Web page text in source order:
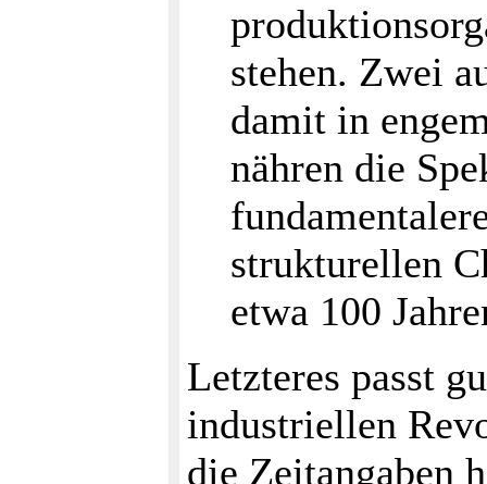
stehen. Zwei
damit in
nähren die
strukturellen
etwa 100
Letzteres passt
industriellen
die Zeitangaben